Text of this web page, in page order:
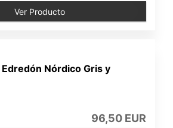
Ver Producto
Nórdico Gris y
96,50 EUR